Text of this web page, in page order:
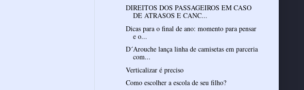
DIREITOS DOS PASSAGEIROS EM CASO
DE ATRASOS E CANC...
Dicas para o final de ano: momento para pensar
e o...
D´Arouche lança linha de camisetas em parceria
com...
Verticalizar é preciso
Como escolher a escola de seu filho?